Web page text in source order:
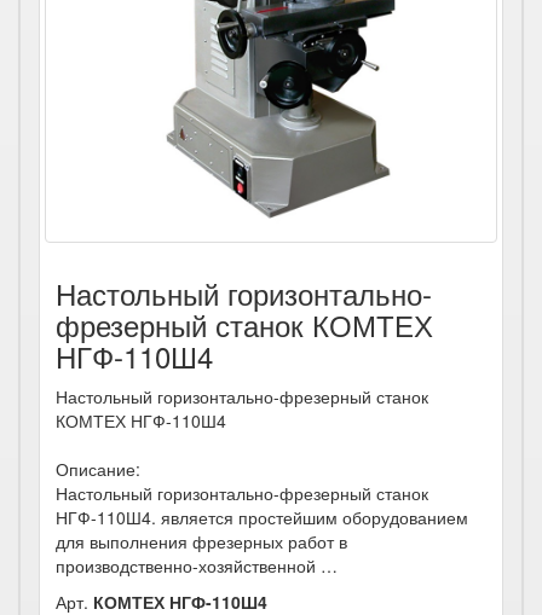
Настольный горизонтально-
фрезерный станок КОМТЕХ
НГФ-110Ш4
Настольный горизонтально-фрезерный станок
КОМТЕХ НГФ-110Ш4
Описание:
Настольный горизонтально-фрезерный станок
НГФ-110Ш4. является простейшим оборудованием
для выполнения фрезерных работ в
производственно-хозяйственной …
Арт. КОМТЕХ НГФ-110Ш4